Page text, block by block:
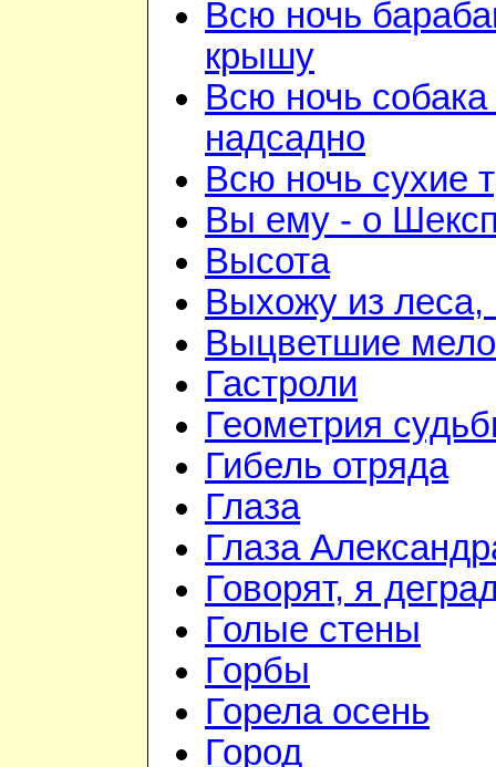
Всю ночь
крышу
Всю ночь
надсадно
Всю ночь сухие
Вы ему - о
Высота
Выхожу из леса,
Выцветшие
Гастроли
Геометрия
Гибель отряда
Глаза
Глаза
Говорят, я
Голые стены
Горбы
Горела осень
Город